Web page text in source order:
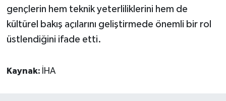
gençlerin hem teknik yeterliliklerini hem de
kültürel bakış açılarını geliştirmede önemli bir rol
üstlendiğini ifade etti.
Kaynak: İHA